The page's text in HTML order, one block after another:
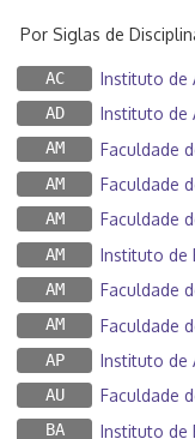
Por Siglas de
AC Instituto de
AD Instituto de
AM Faculdade
AM Faculdade
AM Faculdade
AM Instituto de
AM Faculdade
AM Faculdade
AP Instituto de
AU Faculdade
BA Instituto de